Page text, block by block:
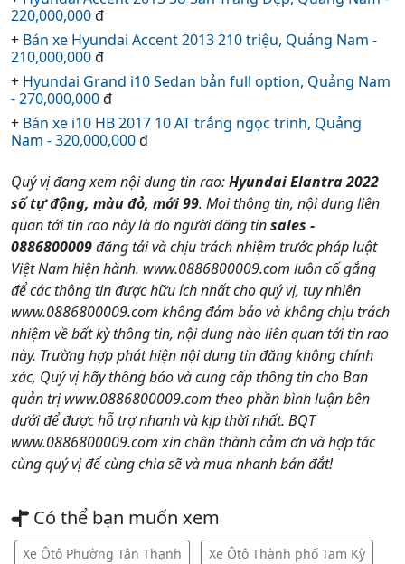
220,000,000đ
+ Bán xe Hyundai Accent 2013 210 triệu, Quảng Nam -
210,000,000đ
+ Hyundai Grand i10 Sedan bản full option, Quảng Nam
- 270,000,000đ
+ Bán xe i10 HB 2017 10 AT trắng ngọc trinh, Quảng
Nam - 320,000,000đ
Quý vị đang xem nội dung tin rao:Hyundai Elantra 2022
số tự động, màu đỏ, mới 99. Mọi thông tin, nội dung liên
quan tới tin rao này là do người đăng tinsales -
0886800009đăng tải và chịu trách nhiệm trước pháp luật
Việt Nam hiện hành. www.0886800009.com luôn cố gắng
để các thông tin được hữu ích nhất cho quý vị, tuy nhiên
www.0886800009.com không đảm bảo và không chịu trách
nhiệm về bất kỳ thông tin, nội dung nào liên quan tới tin rao
này. Trường hợp phát hiện nội dung tin đăng không chính
xác, Quý vị hãy thông báo và cung cấp thông tin cho Ban
quản trị www.0886800009.com theo phần bình luận bên
dưới để được hỗ trợ nhanh và kịp thời nhất. BQT
www.0886800009.com xin chân thành cảm ơn và hợp tác
cùng quý vị để cùng chia sẽ và mua nhanh bán đắt!
Có thể bạn muốn xem
Xe Ôtô Phường Tân Thạnh Xe Ôtô Thành phố Tam Kỳ